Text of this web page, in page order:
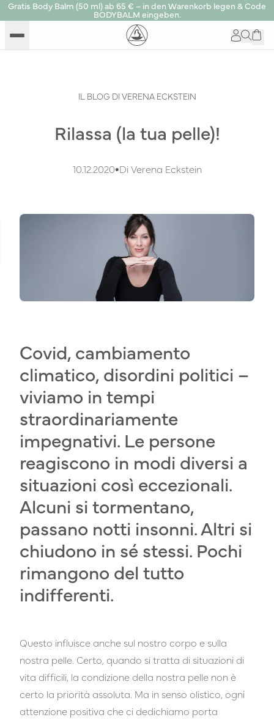
Gratis Body Balm (50 ml) ab 65 € – in den Warenkorb legen & Code
BODYBALM eingeben.
IL BLOG DI VERENA ECKSTEIN
Rilassa (la tua pelle)!
10.12.2020•Di Verena Eckstein
Covid, cambiamento
climatico, disordini politici –
viviamo in tempi
straordinariamente
impegnativi. Le persone
reagiscono in modi diversi a
situazioni così eccezionali.
Alcuni si tormentano,
passano notti insonni. Altri si
chiudono in sé stessi. Pochi
rimangono del tutto
indifferenti.
Questo influisce anche sul nostro corpo e sulla
nostra pelle. Certo, quando si tratta di situazioni di
vita difficili, la condizione della nostra pelle non è
certo la priorità assoluta. Ma in senso olistico, ogni
attenzione positiva che ci dedichiamo porta